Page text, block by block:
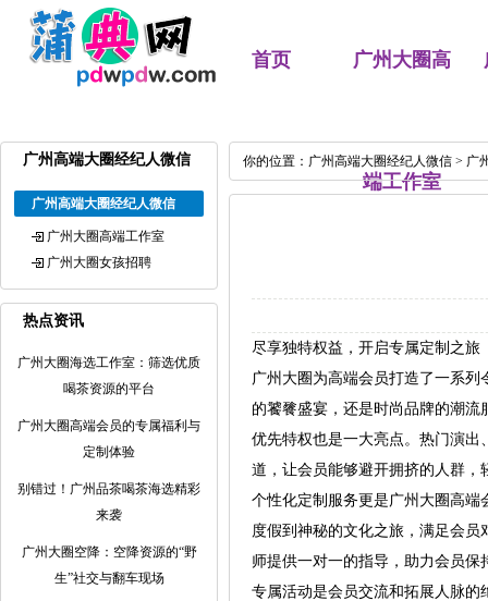
首页 广州大圈高
端工作室
广州高端大圈经纪人微信
广州高端大圈经纪人微信
广州大圈高端工作室
广州大圈女孩招聘
热点资讯
广州大圈海选工作室：筛选优质
喝茶资源的平台
广州大圈高端会员的专属福利与
定制体验
别错过！广州品茶喝茶海选精彩
来袭
广州大圈空降：空降资源的“野
生”社交与翻车现场
你的位置： 广州高端大圈经纪人微信 > 广
尽享独特权益，开启专属定制之旅
广州大圈为高端会员打造了一系
的饕餮盛宴，还是时尚品牌的潮
优先特权也是一大亮点。热门演
道，让会员能够避开拥挤的人群
个性化定制服务更是广州大圈高
度假到神秘的文化之旅，满足会
师提供一对一的指导，助力会员保
专属活动是会员交流和拓展人脉